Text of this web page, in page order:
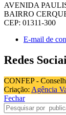
AVENIDA
BAIRRO
CEP: 01311-300
E-mail de
Redes
CONFEP -
Criação: Agência
Fechar